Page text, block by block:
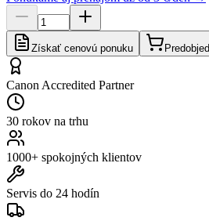
Získať cenovú ponuku
Canon Accredited Partner
30 rokov na trhu
1000+ spokojných klientov
Servis do 24 hodín